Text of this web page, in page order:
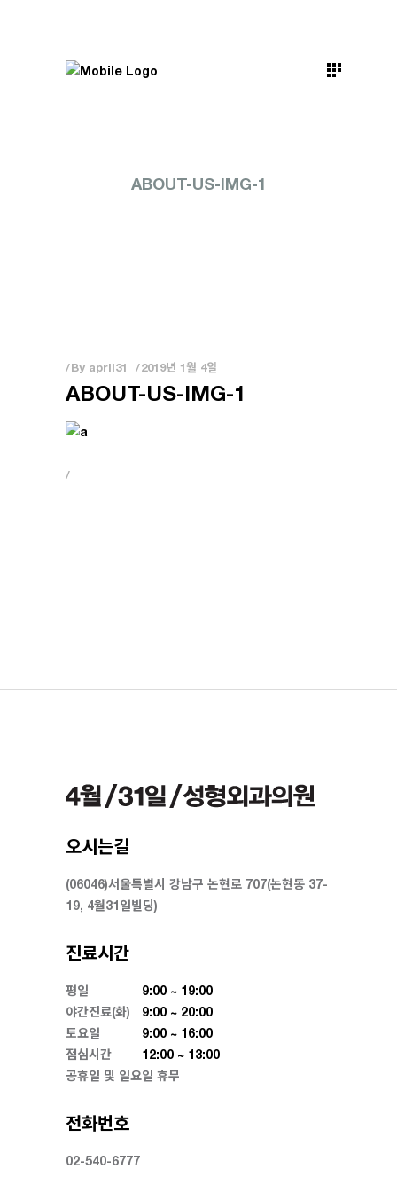
ABOUT-US-IMG-1
By april31 2019년 1월 4일
ABOUT-US-IMG-1
오시는길
(06046)서울특별시 강남구 논현로 707(논현동 37-
19, 4월31일빌딩)
진료시간
평일
9:00 ~ 19:00
야간진료(화)
9:00 ~ 20:00
토요일
9:00 ~ 16:00
점심시간
12:00 ~ 13:00
공휴일 및 일요일 휴무
전화번호
02-540-6777